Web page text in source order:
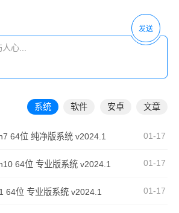
发送
系统 软件 安卓 文章
64位 纯净版系统 v2024.1 01-17
64位 专业版系统 v2024.1 01-17
64位 专业版系统 v2024.1 01-17